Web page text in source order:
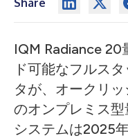
Share
IQM Radiance 20
ド可能なフルス
タが、オークリ
のオンプレミス
システムは2025